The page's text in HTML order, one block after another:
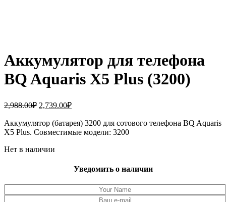
Аккумулятор для телефона
BQ Aquaris X5 Plus (3200)
2,988.00₽ Первоначальная
составляла
2,988.00₽.
2,739.00₽Текущая
2,739.00₽.
Аккумулятор (батарея) 3200 для сотового телефона BQ Aquaris
X5 Plus. Совместимые модели: 3200
Нет в наличии
Уведомить о наличии